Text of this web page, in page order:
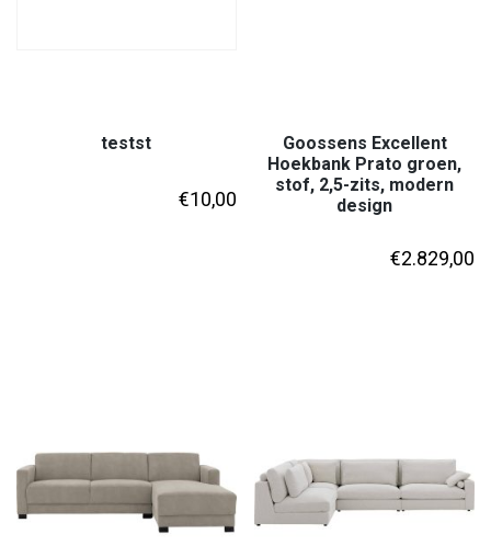
testst
€10,00
Goossens Excellent
Hoekbank Prato groen,
stof, 2,5-zits, modern
design
€2.829,00